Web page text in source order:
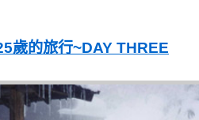
歲的旅行~DAY THREE